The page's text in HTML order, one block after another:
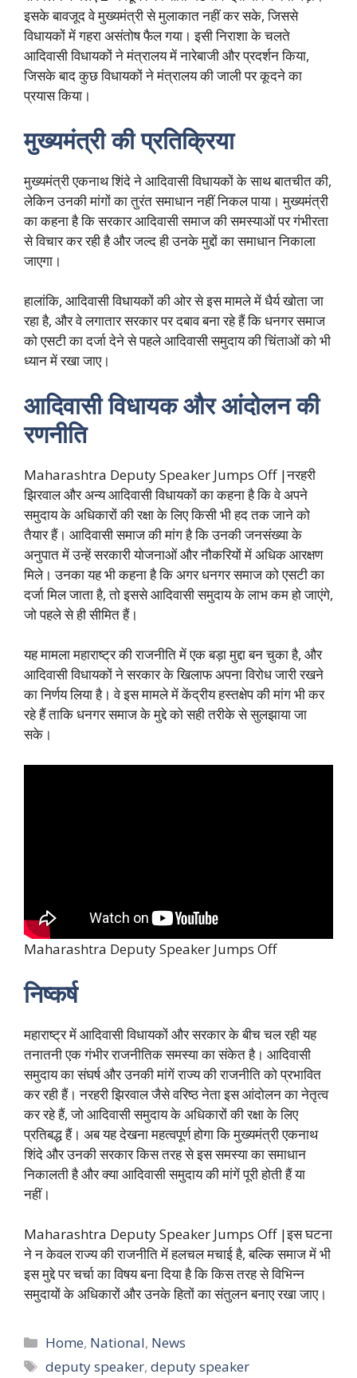
इसके बावजूद वे मुख्यमंत्री से मुलाकात नहीं कर सके, जिससे
विधायकों में गहरा असंतोष फैल गया। इसी निराशा के चलते
आदिवासी विधायकों ने मंत्रालय में नारेबाजी और प्रदर्शन किया,
जिसके बाद कुछ विधायकों ने मंत्रालय की जाली पर कूदने का
प्रयास किया।
मुख्यमंत्री की प्रतिक्रिया
मुख्यमंत्री एकनाथ शिंदे ने आदिवासी विधायकों के साथ बातचीत की,
लेकिन उनकी मांगों का तुरंत समाधान नहीं निकल पाया। मुख्यमंत्री
का कहना है कि सरकार आदिवासी समाज की समस्याओं पर गंभीरता
से विचार कर रही है और जल्द ही उनके मुद्दों का समाधान निकाला
जाएगा।
हालांकि, आदिवासी विधायकों की ओर से इस मामले में धैर्य खोता जा
रहा है, और वे लगातार सरकार पर दबाव बना रहे हैं कि धनगर समाज
को एसटी का दर्जा देने से पहले आदिवासी समुदाय की चिंताओं को भी
ध्यान में रखा जाए।
आदिवासी विधायक और आंदोलन की
रणनीति
Maharashtra Deputy Speaker Jumps Off |नरहरी
झिरवाल और अन्य आदिवासी विधायकों का कहना है कि वे अपने
समुदाय के अधिकारों की रक्षा के लिए किसी भी हद तक जाने को
तैयार हैं। आदिवासी समाज की मांग है कि उनकी जनसंख्या के
अनुपात में उन्हें सरकारी योजनाओं और नौकरियों में अधिक आरक्षण
मिले। उनका यह भी कहना है कि अगर धनगर समाज को एसटी का
दर्जा मिल जाता है, तो इससे आदिवासी समुदाय के लाभ कम हो जाएंगे,
जो पहले से ही सीमित हैं।
यह मामला महाराष्ट्र की राजनीति में एक बड़ा मुद्दा बन चुका है, और
आदिवासी विधायकों ने सरकार के खिलाफ अपना विरोध जारी रखने
का निर्णय लिया है। वे इस मामले में केंद्रीय हस्तक्षेप की मांग भी कर
रहे हैं ताकि धनगर समाज के मुद्दे को सही तरीके से सुलझाया जा
सके।
Maharashtra Deputy Speaker Jumps Off
निष्कर्ष
महाराष्ट्र में आदिवासी विधायकों और सरकार के बीच चल रही यह
तनातनी एक गंभीर राजनीतिक समस्या का संकेत है। आदिवासी
समुदाय का संघर्ष और उनकी मांगें राज्य की राजनीति को प्रभावित
कर रही हैं। नरहरी झिरवाल जैसे वरिष्ठ नेता इस आंदोलन का नेतृत्व
कर रहे हैं, जो आदिवासी समुदाय के अधिकारों की रक्षा के लिए
प्रतिबद्ध हैं। अब यह देखना महत्वपूर्ण होगा कि मुख्यमंत्री एकनाथ
शिंदे और उनकी सरकार किस तरह से इस समस्या का समाधान
निकालती है और क्या आदिवासी समुदाय की मांगें पूरी होती हैं या
नहीं।
Maharashtra Deputy Speaker Jumps Off |इस घटना
ने न केवल राज्य की राजनीति में हलचल मचाई है, बल्कि समाज में भी
इस मुद्दे पर चर्चा का विषय बना दिया है कि किस तरह से विभिन्न
समुदायों के अधिकारों और उनके हितों का संतुलन बनाए रखा जाए।
Categories
Home, National, News
Tags
deputy speaker,deputy speaker